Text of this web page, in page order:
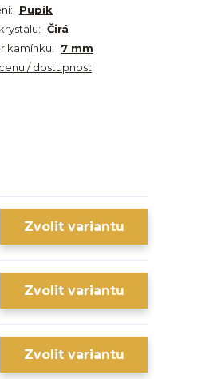
Pupík
Čirá
kamínku:
7 mm
/ dostupnost
Zvolit variantu
Zvolit variantu
Zvolit variantu